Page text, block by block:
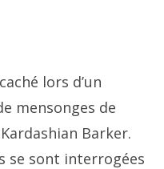
lors d’un
mensonges de
Barker.
se sont interrogées